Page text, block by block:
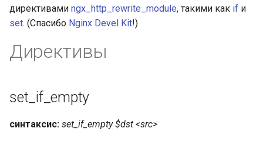
redis-connector
redis
repl
директивами ngx_http_rewrite_module, такими как if и
set. (Спасибо Nginx Devel Kit!)
Директивы
set_if_empty
синтаксис: set_if_empty $dst <src>